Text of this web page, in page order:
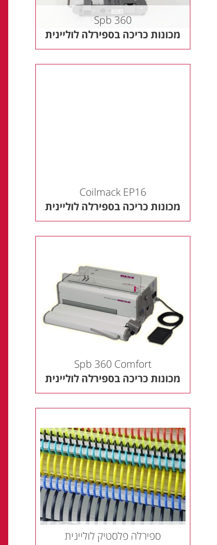
Spb 360
מכונות כריכה בספירלה לוליינית
Coilmack EP16
מכונות כריכה בספירלה לוליינית
Spb 360 Comfort
מכונות כריכה בספירלה לוליינית
ספירלה פלסטיק לוליינית